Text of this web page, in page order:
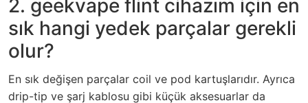
2. geekvape flint cihazım için en
sık hangi yedek parçalar gerekli
olur?
En sık değişen parçalar coil ve pod kartuşlarıdır. Ayrıca
drip-tip ve şarj kablosu gibi küçük aksesuarlar da